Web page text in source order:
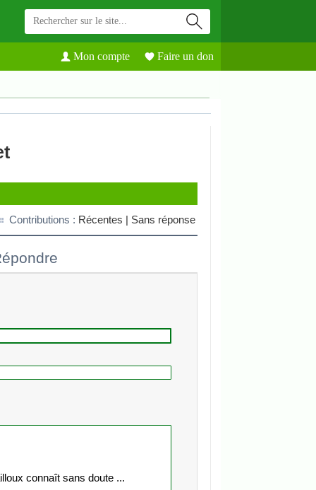
Mon compte Faire un don
Contributions : Récentes | Sans réponse